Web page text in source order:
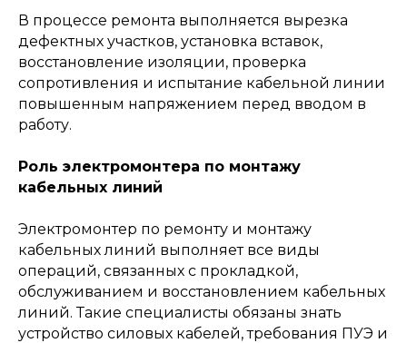
В процессе ремонта выполняется вырезка
дефектных участков, установка вставок,
восстановление изоляции, проверка
сопротивления и испытание кабельной линии
повышенным напряжением перед вводом в
работу.
Роль электромонтера по монтажу
кабельных линий
Электромонтер по ремонту и монтажу
кабельных линий выполняет все виды
операций, связанных с прокладкой,
обслуживанием и восстановлением кабельных
линий. Такие специалисты обязаны знать
устройство силовых кабелей, требования ПУЭ и
Техническое
обслуживание и ремонт